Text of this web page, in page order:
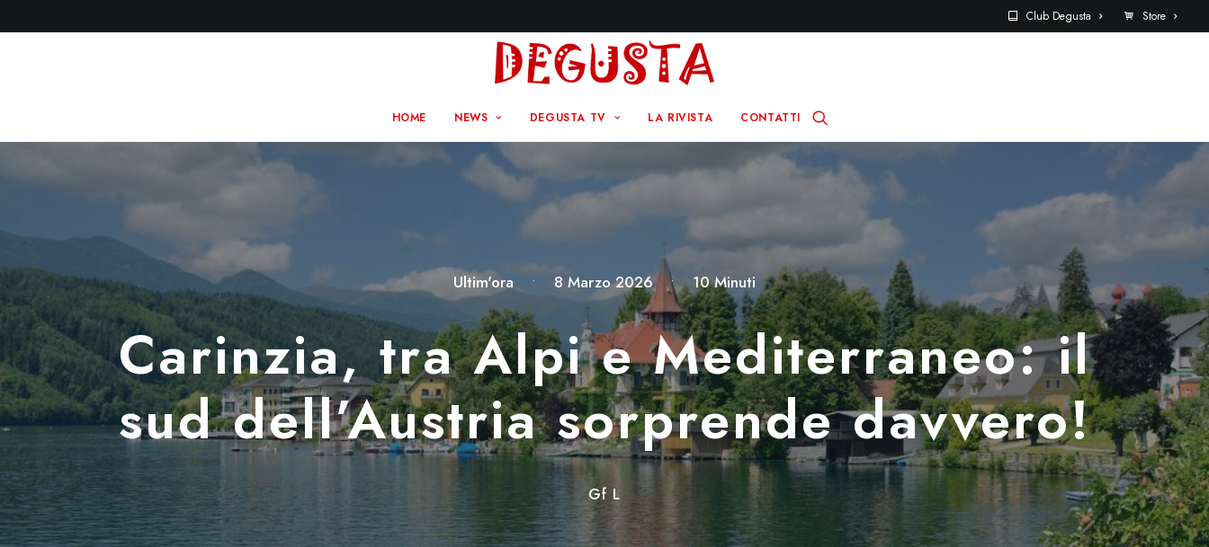
Club Degusta Store
HOME NEWS DEGUSTA TV LA RIVISTA CONTATTI
Ultim'ora • 8 Marzo 2026 • 10 Minuti
Carinzia, tra Alpi e Mediterraneo: il
sud dell’Austria sorprende davvero!
Gf L